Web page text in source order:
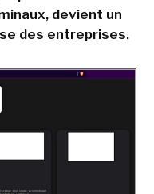
devient un
des entreprises.